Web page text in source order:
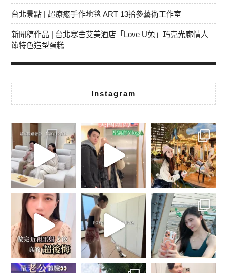
台北景點 | 超療癒手作地毯 ART 13拾參藝術工作室
新聞稿作品 | 台北寒舍艾美酒店「Love U兔」巧克光廊情人
節特色造型蛋糕
Instagram